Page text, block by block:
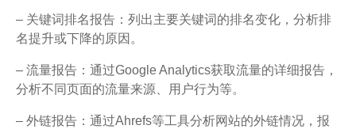
– 关键词排名报告：列出主要关键词的排名变化，分析排
名提升或下降的原因。
– 流量报告：通过Google Analytics获取流量的详细报告，
分析不同页面的流量来源、用户行为等。
– 外链报告：通过Ahrefs等工具分析网站的外链情况，报